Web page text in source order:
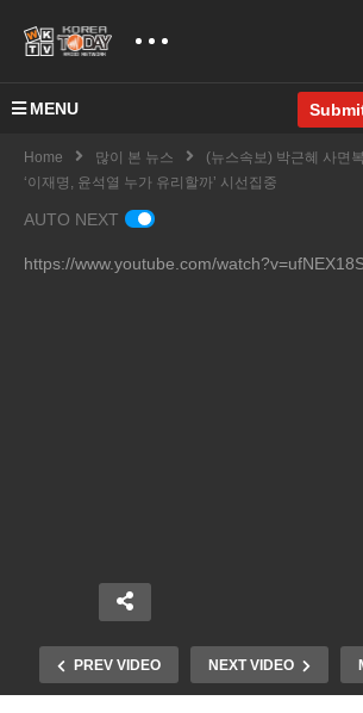
MENU
Home 많이 본 뉴스
(뉴스속보) 박근혜 사면
‘이재명, 윤석열 누가 유리할까’ 시선집중
AUTO NEXT
https://www.youtube.com/
PREV VIDEO NEXT VIDEO